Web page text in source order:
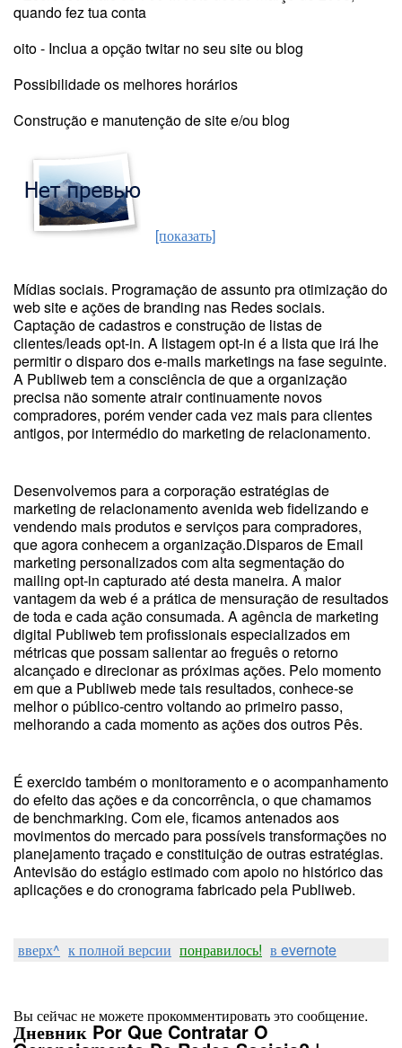
quando fez tua conta
oito - Inclua a opção twitar no seu site ou blog
Possibilidade os melhores horários
Construção e manutenção de site e/ou blog
[показать]
Mídias sociais. Programação de assunto pra otimização do
web site e ações de branding nas Redes sociais.
Captação de cadastros e construção de listas de
clientes/leads opt-in. A listagem opt-in é a lista que irá lhe
permitir o disparo dos e-mails marketings na fase seguinte.
A Publiweb tem a consciência de que a organização
precisa não somente atrair continuamente novos
compradores, porém vender cada vez mais para clientes
antigos, por intermédio do marketing de relacionamento.
Desenvolvemos para a corporação estratégias de
marketing de relacionamento avenida web fidelizando e
vendendo mais produtos e serviços para compradores,
que agora conhecem a organização.Disparos de Email
marketing personalizados com alta segmentação do
mailing opt-in capturado até desta maneira. A maior
vantagem da web é a prática de mensuração de resultados
de toda e cada ação consumada. A agência de marketing
digital Publiweb tem profissionais especializados em
métricas que possam salientar ao freguês o retorno
alcançado e direcionar as próximas ações. Pelo momento
em que a Publiweb mede tais resultados, conhece-se
melhor o público-centro voltando ao primeiro passo,
melhorando a cada momento as ações dos outros Pês.
É exercido também o monitoramento e o acompanhamento
do efeito das ações e da concorrência, o que chamamos
de benchmarking. Com ele, ficamos antenados aos
movimentos do mercado para possíveis transformações no
planejamento traçado e constituição de outras estratégias.
Antevisão do estágio estimado com apoio no histórico das
aplicações e do cronograma fabricado pela Publiweb.
вверх^ к полной версии понравилось! в evernote
Вы сейчас не можете прокомментировать это сообщение.
Дневник Por Que Contratar O